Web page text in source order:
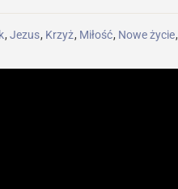
, Jezus, Krzyż, Miłość, Nowe życie,